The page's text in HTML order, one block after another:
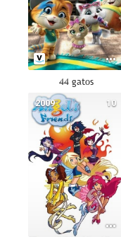
44 gatos
10
2009